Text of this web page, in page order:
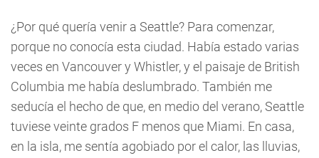
¿Por qué quería venir a Seattle? Para comenzar,
porque no conocía esta ciudad. Había estado varias
veces en Vancouver y Whistler, y el paisaje de British
Columbia me había deslumbrado. También me
seducía el hecho de que, en medio del verano, Seattle
tuviese veinte grados F menos que Miami. En casa,
en la isla, me sentía agobiado por el calor, las lluvias,